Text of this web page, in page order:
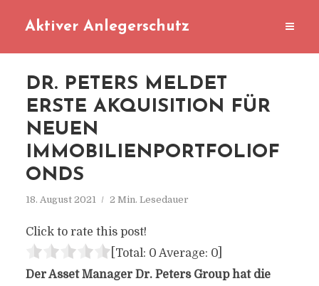
Aktiver Anlegerschutz
DR. PETERS MELDET
ERSTE AKQUISITION FÜR
NEUEN
IMMOBILIENPORTFOLIOF
ONDS
18. August 2021 2 Min. Lesedauer
Click to rate this post!
[Total: 0 Average: 0]
Der Asset Manager Dr. Peters Group hat die